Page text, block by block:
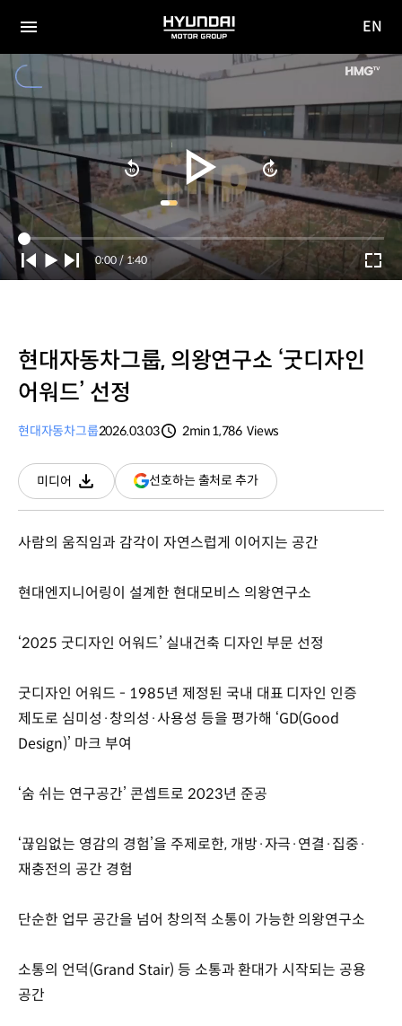
전체
HYUNDAI
MOTOR
GROUP
사이
EN
Current
Time
0:00 / Duration
1:40
현대자동차그룹, 의왕연구소 ‘굿디자인
어워드’ 선정
현대자동차그룹2026.03.03
2min1,786 Views
미디어
다운로드
선호하는 출처로 추가(새
창
사람의 움직임과 감각이 자연스럽게 이어지는 공간
현대엔지니어링이 설계한 현대모비스 의왕연구소
‘2025 굿디자인 어워드’ 실내건축 디자인 부문 선정
굿디자인 어워드 - 1985년 제정된 국내 대표 디자인 인증
제도로 심미성·창의성·사용성 등을 평가해 ‘GD(Good
Design)’ 마크 부여
‘숨 쉬는 연구공간’ 콘셉트로 2023년 준공
‘끊임없는 영감의 경험’을 주제로한, 개방·자극·연결·집중·
재충전의 공간 경험
단순한 업무 공간을 넘어 창의적 소통이 가능한 의왕연구소
소통의 언덕(Grand Stair) 등 소통과 환대가 시작되는 공용
공간